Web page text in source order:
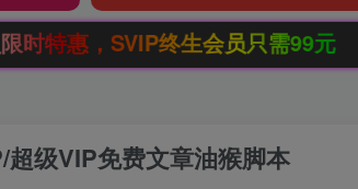
会员只需99元
级VIP免费文章油猴脚本